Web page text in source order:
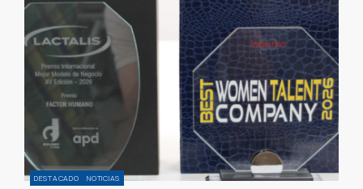
DESTACADO NOTICIAS